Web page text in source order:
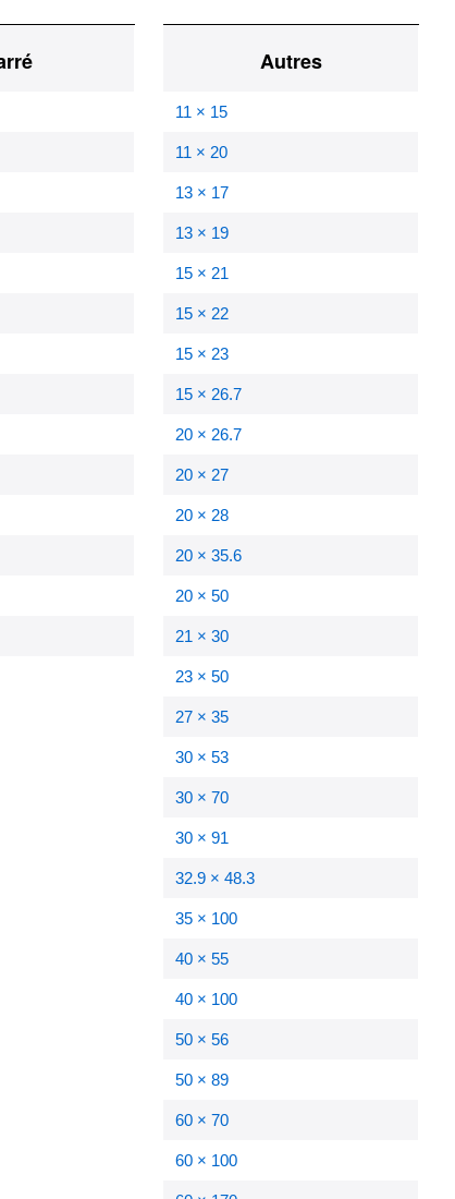
Autres
11 × 15
11 × 20
13 × 17
13 × 19
15 × 21
15 × 22
15 × 23
15 × 26.7
20 × 26.7
20 × 27
20 × 28
20 × 35.6
20 × 50
21 × 30
23 × 50
27 × 35
30 × 53
30 × 70
30 × 91
32.9 × 48.3
35 × 100
40 × 55
40 × 100
50 × 56
50 × 89
60 × 70
60 × 100